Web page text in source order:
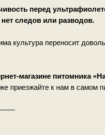
перед
следов или разводов.
культура переносит
магазине питомника
приезжайте к нам в самом